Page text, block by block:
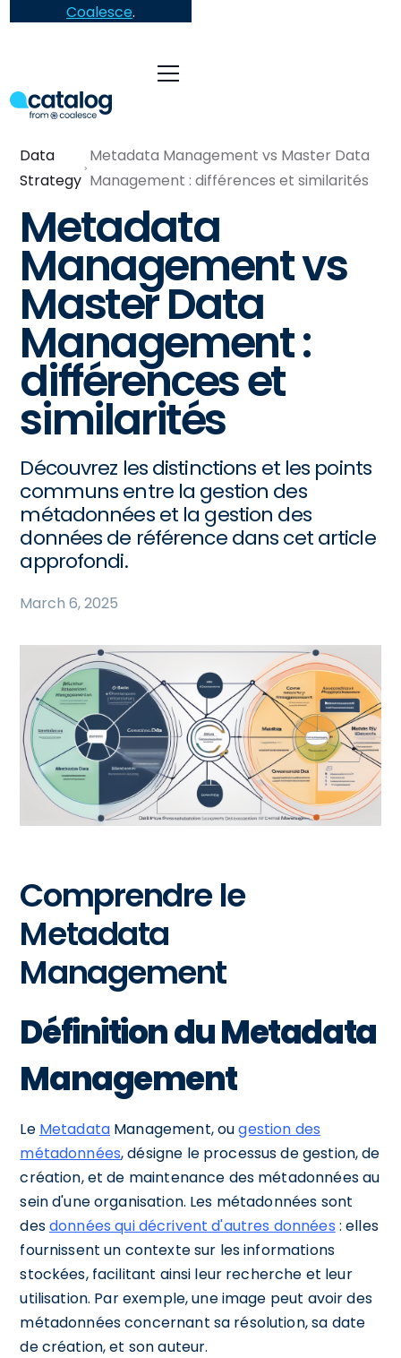
Coalesce.
Data
Strategy
Metadata Management vs Master Data
Management : différences et similarités
Metadata
Management vs
Master Data
Management :
différences et
similarités
Découvrez les distinctions et les points
communs entre la gestion des
métadonnées et la gestion des
données de référence dans cet article
approfondi.
March 6, 2025
Comprendre le
Metadata
Management
Définition du Metadata
Management
Le Metadata Management, ougestion des
métadonnées, désigne le processus de gestion, de
création, et de maintenance des métadonnées au
sein d'une organisation. Les métadonnées sont
desdonnées qui décrivent d'autres données : elles
fournissent un contexte sur les informations
stockées, facilitant ainsi leur recherche et leur
utilisation. Par exemple, une image peut avoir des
métadonnées concernant sa résolution, sa date
de création, et son auteur.